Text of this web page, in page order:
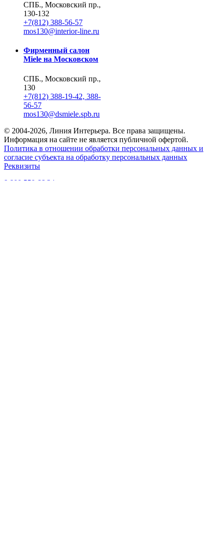
СПБ., Московский пр.,
130-132
+7(812) 388-56-57
mos130@interior-line.ru
Фирменный салон
Miele на Московском
СПБ., Московский пр.,
130
+7(812) 388-19-42, 388-
56-57
mos130@dsmiele.spb.ru
© 2004-2026, Линия Интерьера. Все права защищены.
Информация на сайте не является публичной офертой.
Политика в отношении обработки персональных данных и
согласие субъекта на обработку персональных данных
Реквизиты
8 800 550 66 34